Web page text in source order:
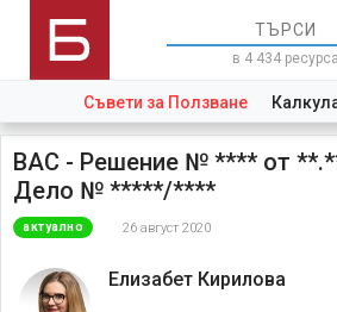
в 4 434 ресурса
Съвети за Ползване
ВАС - Решение № **** от
Дело № *****/****
актуално 26 август 2020
Елизабет Кирилова